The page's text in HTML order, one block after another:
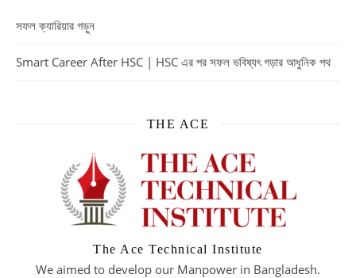
সফল ক্যারিয়ার গড়ুন
Smart Career After HSC | HSC এর পর সফল ভবিষ্যৎ গড়ার আধুনিক পথ
THE ACE
The Ace Technical Institute
We aimed to develop our Manpower in Bangladesh.